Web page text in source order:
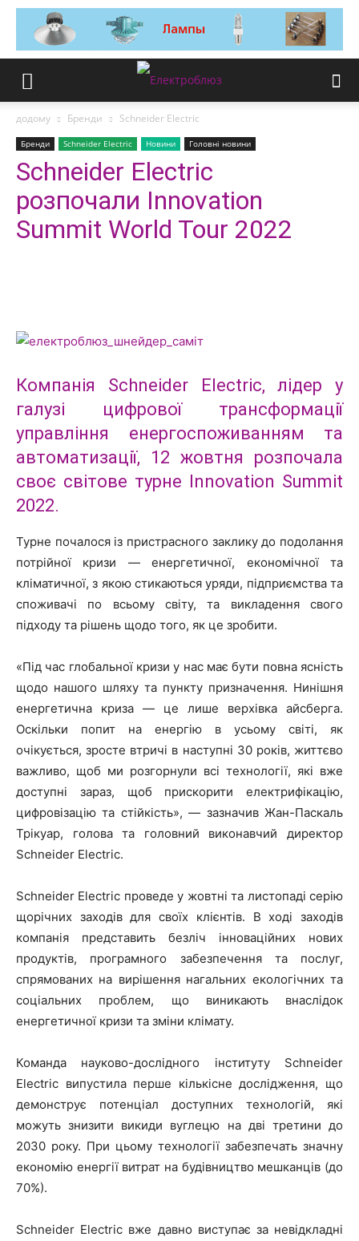
додому Бренди Schneider Electric
Бренди Schneider Electric Новини Головні новини
Schneider Electric
розпочали Innovation
Summit World Tour 2022
Компанія Schneider Electric, лідер у
галузі цифрової трансформації
управління енергоспоживанням та
автоматизації, 12 жовтня розпочала
своє світове турне Innovation Summit
2022.
Турне почалося із пристрасного заклику до подолання
потрійної кризи — енергетичної, економічної та
кліматичної, з якою стикаються уряди, підприємства та
споживачі по всьому світу, та викладення свого
підходу та рішень щодо того, як це зробити.
«Під час глобальної кризи у нас має бути повна ясність
щодо нашого шляху та пункту призначення. Нинішня
енергетична криза — це лише верхівка айсберга.
Оскільки попит на енергію в усьому світі, як
очікується, зросте втричі в наступні 30 років, життєво
важливо, щоб ми розгорнули всі технології, які вже
доступні зараз, щоб прискорити електрифікацію,
цифровізацію та стійкість», — зазначив Жан-Паскаль
Трікуар, голова та головний виконавчий директор
Schneider Electric.
Schneider Electric проведе у жовтні та листопаді серію
щорічних заходів для своїх клієнтів. В ході заходів
компанія представить безліч інноваційних нових
продуктів, програмного забезпечення та послуг,
спрямованих на вирішення нагальних екологічних та
соціальних проблем, що виникають внаслідок
енергетичної кризи та зміни клімату.
Команда науково-дослідного інституту Schneider
Electric випустила перше кількісне дослідження, що
демонструє потенціал доступних технологій, які
можуть знизити викиди вуглецю на дві третини до
2030 року. При цьому технології забезпечать значну
економію енергії витрат на будівництво мешканців (до
70%).
Schneider Electric вже давно виступає за невідкладні